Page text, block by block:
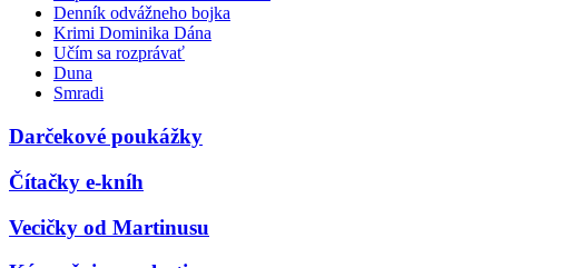
Denník odvážneho bojka
Krimi Dominika Dána
Učím sa rozprávať
Duna
Smradi
Darčekové poukážky
Čítačky e-kníh
Vecičky od Martinusu